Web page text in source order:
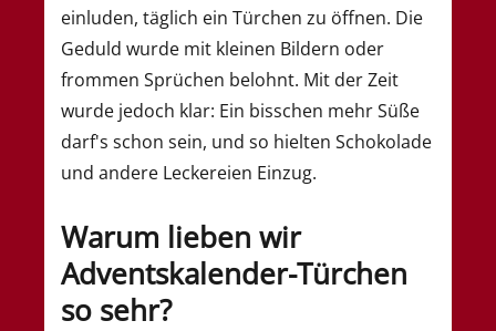
einluden, täglich ein Türchen zu öffnen. Die
Geduld wurde mit kleinen Bildern oder
frommen Sprüchen belohnt. Mit der Zeit
wurde jedoch klar: Ein bisschen mehr Süße
darf's schon sein, und so hielten Schokolade
und andere Leckereien Einzug.
Warum lieben wir
Adventskalender-Türchen
so sehr?